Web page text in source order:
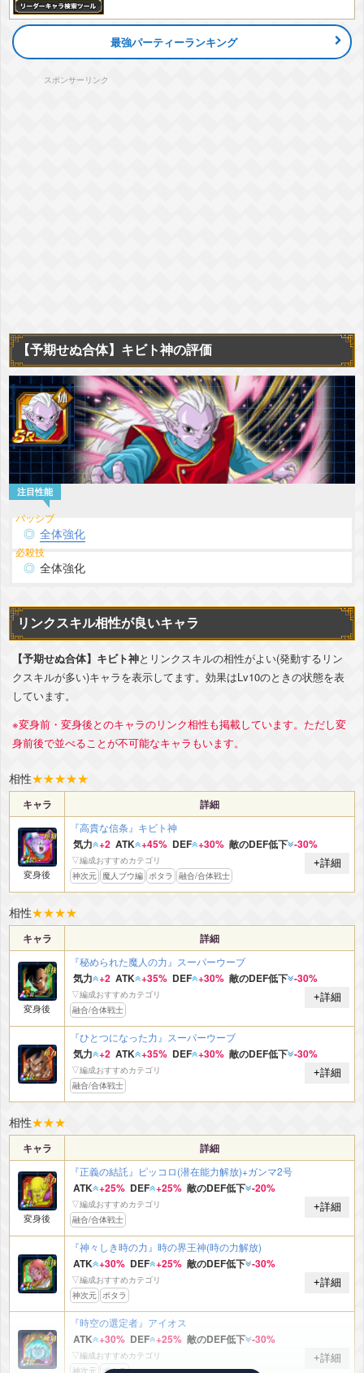
最強パーティーランキング
スポンサーリンク
【予期せぬ合体】キビト神の評価
全体強化
全体強化
リンクスキル相性が良いキャラ
【予期せぬ合体】キビト神とリンクスキルの相性がよい(発動するリン
クスキルが多い)キャラを表示してます。効果はLv10のときの状態を表
しています。
※変身前・変身後とのキャラのリンク相性も掲載しています。ただし変
身前後で並べることが不可能なキャラもいます。
相性★★★★★
キャラ 詳細
変身後
『高貴な信条』キビト神
気力 +2 ATK +45% DEF +30% 敵のDEF低下 -30%
▽編成おすすめカテゴリ
神次元 魔人ブウ編 ポタラ 融合/合体戦士
+詳細
相性★★★★
キャラ 詳細
変身後
『秘められた魔人の力』スーパーウーブ
気力 +2 ATK +35% DEF +30% 敵のDEF低下 -30%
▽編成おすすめカテゴリ
融合/合体戦士
+詳細
『ひとつになった力』スーパーウーブ
気力 +2 ATK +35% DEF +30% 敵のDEF低下 -30%
▽編成おすすめカテゴリ
融合/合体戦士
+詳細
相性★★★
キャラ 詳細
変身後
『正義の結託』ピッコロ(潜在能力解放)+ガンマ2号
ATK +25% DEF +25% 敵のDEF低下 -20%
▽編成おすすめカテゴリ
融合/合体戦士
+詳細
『神々しき時の力』時の界王神(時の力解放)
ATK +30% DEF +25% 敵のDEF低下 -30%
▽編成おすすめカテゴリ
神次元 ポタラ
+詳細
『時空の選定者』アイオス
ATK +30% DEF +25% 敵のDEF低下 -30%
▽編成おすすめカテゴリ
神次元
ポタラ
+詳細